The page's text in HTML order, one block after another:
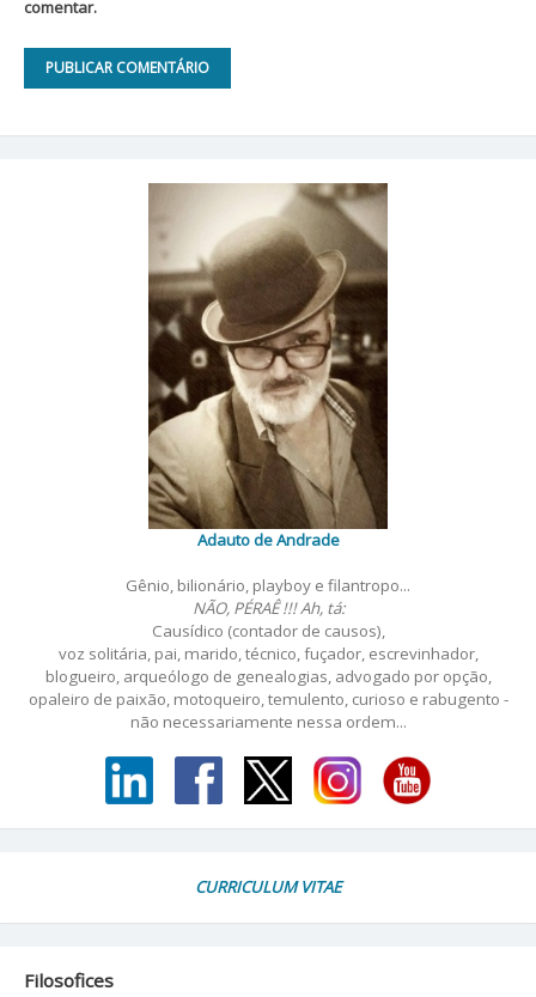
comentar.
Adauto de Andrade
Gênio, bilionário, playboy e filantropo...
NÃO, PÉRAÊ !!! Ah, tá:
Causídico (contador de causos),
voz solitária, pai, marido, técnico, fuçador, escrevinhador,
blogueiro, arqueólogo de genealogias, advogado por opção,
opaleiro de paixão, motoqueiro, temulento, curioso e rabugento -
não necessariamente nessa ordem...
CURRICULUM VITAE
Filosofices